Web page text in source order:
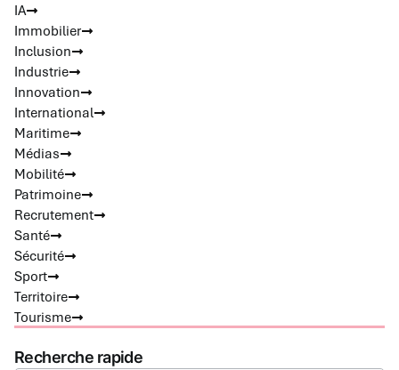
IA
Immobilier
Inclusion
Industrie
Innovation
International
Maritime
Médias
Mobilité
Patrimoine
Recrutement
Santé
Sécurité
Sport
Territoire
Tourisme
Recherche rapide